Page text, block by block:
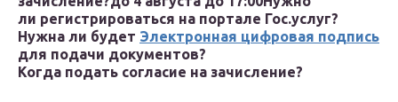
ли регистрироваться на портале Гос.услуг?
Нужна ли будет Электронная цифровая подпись
для подачи документов?
Когда подать согласие на зачисление?